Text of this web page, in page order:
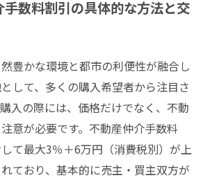
手数料割引の具体的な方法と交
豊かな環境と都市の利便性が融合し
して、多くの購入希望者から注目さ
入の際には、価格だけでなく、不動
意が必要です。不動産仲介手数料
て最大3％＋6万円（消費税別）が上
ており、基本的に売主・買主双方が